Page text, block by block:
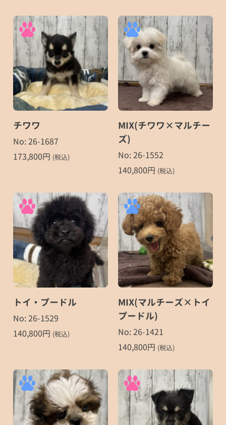
チワワ
No: 26-1687
173,800円 (税込)
MIX(チワワ×マルチー
ズ)
No: 26-1552
140,800円 (税込)
トイ・プードル
No: 26-1529
140,800円 (税込)
MIX(マルチーズ×トイ
プードル)
No: 26-1421
140,800円 (税込)